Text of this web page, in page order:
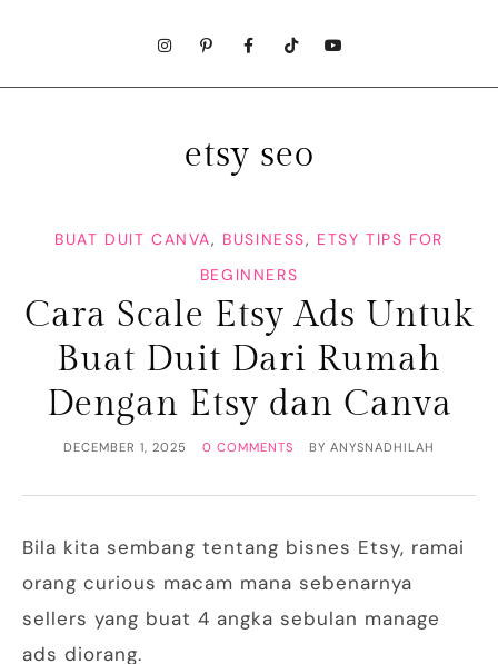
etsy seo
BUAT DUIT CANVA, BUSINESS, ETSY TIPS FOR
BEGINNERS
Cara Scale Etsy Ads Untuk
Buat Duit Dari Rumah
Dengan Etsy dan Canva
DECEMBER 1, 2025 0 COMMENTS BY ANYSNADHILAH
Bila kita sembang tentang bisnes Etsy, ramai
orang curious macam mana sebenarnya
sellers yang buat 4 angka sebulan manage
ads diorang.